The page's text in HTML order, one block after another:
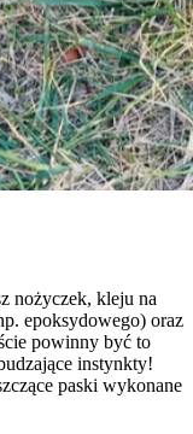
nożyczek, kleju na
epoksydowego) oraz
powinny być to
instynkty!
paski wykonane